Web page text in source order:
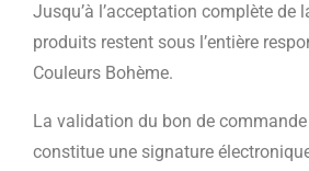
Jusqu’à l’acceptation complète de
produits restent sous l’entière
Couleurs Bohème.
La validation du bon de
constitue une signature